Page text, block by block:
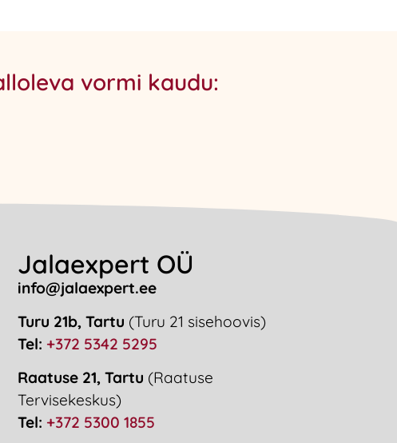
vormi kaudu:
Jalaexpert OÜ
info@jalaexpert.ee
Turu 21b, Tartu (Turu 21 sisehoovis)
Tel: +372 5342 5295
Raatuse 21, Tartu (Raatuse
Tervisekeskus)
Tel: +372 5300 1855